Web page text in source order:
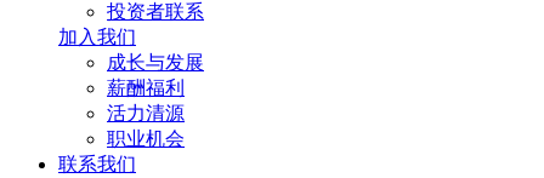
投资者联系
加入我们
成长与发展
薪酬福利
活力清源
职业机会
联系我们